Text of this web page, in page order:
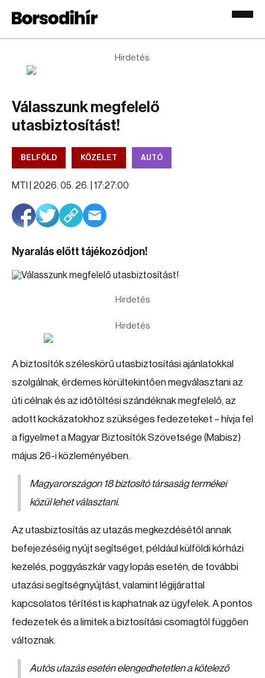
Hirdetés
Válasszunk megfelelő
utasbiztosítást!
BELFÖLD KÖZÉLET AUTÓ
MTI | 2026. 05. 26. | 17:27:00
Nyaralás előtt tájékozódjon!
Hirdetés
Hirdetés
A biztosítók széleskörű utasbiztosítási ajánlatokkal
szolgálnak, érdemes körültekintően megválasztani az
úti célnak és az időtöltési szándéknak megfelelő, az
adott kockázatokhoz szükséges fedezeteket – hívja fel
a figyelmet a Magyar Biztosítók Szövetsége (Mabisz)
május 26-i közleményében.
Magyarországon 18 biztosító társaság termékei
közül lehet választani.
Az utasbiztosítás az utazás megkezdésétől annak
befejezéséig nyújt segítséget, például külföldi kórházi
kezelés, poggyászkár vagy lopás esetén, de további
utazási segítségnyújtást, valamint légijárattal
kapcsolatos térítést is kaphatnak az ügyfelek. A pontos
fedezetek és a limitek a biztosítási csomagtól függően
változnak.
Autós utazás esetén elengedhetetlen a kötelező